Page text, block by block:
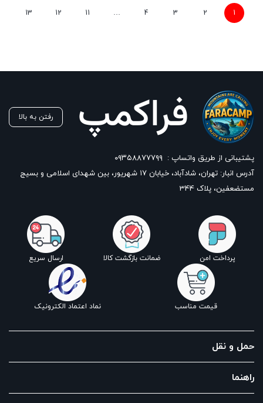
1
2
3
4
…
11
12
13
رفتن به بالا
پشتیبانی از طریق واتساپ : ۰۹۳۵۸۸۷۷۷۹۹
آدرس انبار: تهران، شادآباد، خیابان ١٧ شهریور، بین شهدای اسلامی و بسیج
مستضعفین، پلاک 344
پرداخت امن ضمانت بازگشت کالا ارسال سریع
قیمت مناسب نماد اعتماد الکترونیک
حمل و نقل
راهنما